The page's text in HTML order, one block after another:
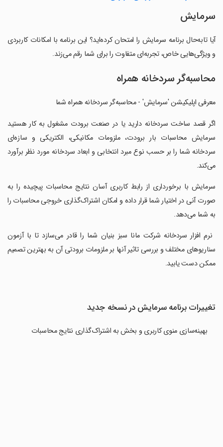
سرمایش
آیا تابه‌حال برنامه سرمایش را امتحان کرده‌اید؟ این برنامه با امکانات کاربردی
و ویژگی‌هایی خاص، تجربه‌ای متفاوت را برای شما رقم می‌زند.
محاسبه‌گر سردخانه همراه
معرفی اپلیکیشن 'سرمایش' - محاسبه‌گر سردخانه همراه شما
‏اگر قصد ساخت سردخانه دارید یا در صنعت برودت مشغول به کار هستید
سرمایش محاسبات بار برودت، ملزومات مکانیکی، الکتریکی و سازه‌ای
سردخانه شما را بر حسب نوع مبرد انتخابی و ابعاد سردخانه مورد نظر برآورد
می‌کند.
‏سرمایش با برخورداری از رابط کاربری آسان نتایج محاسبات پیچیده را به
صورت آنی در اختیار شما قرار داده و امکان اشتراک‌گذاری خروجی محاسبات را
به شما می‌دهد.
‏ نرم افزار سردخانه شرکت مانا سبز بنیان شما را قادر می‌سازد تا با آزمون
سناریوهای مختلف و بررسی تاثیر آنها بر ملزومات برودتی آن به بهترین تصمیم
ممکن دست یابید.
تغییرات برنامه سرمایش در نسخه جدید
بهینه‌سازی منوی کاربری و بخش به اشتراک‌گذاری نتایج محاسبات